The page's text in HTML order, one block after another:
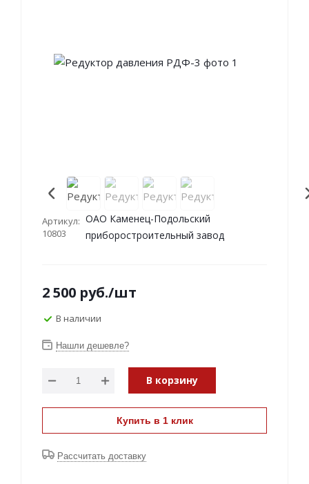
Артикул:
10803
ОАО Каменец-Подольский
приборостроительный завод
2 500 руб./шт
В наличии
Нашли дешевле?
В корзину
Купить в 1 клик
Рассчитать доставку